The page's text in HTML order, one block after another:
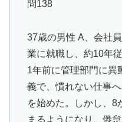
問138
37歳の男性 A、会社
業に就職し、約10年
1年前に管理部門に異
義で、慣れない仕事
を始めた。しかし、8
まるようになり、倦